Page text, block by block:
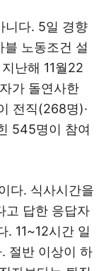
니다. 5일 경향
블 노동조건 설
난해 11월22
가 돌연사한
전직(268명)·
545명이 참여
다. 식사시간을
고 답한 응답자
. 11~12시간 일
절반 이상이 하